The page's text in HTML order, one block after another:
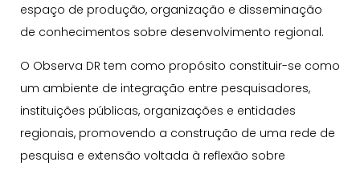
espaço de produção, organização e disseminação
de conhecimentos sobre desenvolvimento regional.
O Observa DR tem como propósito constituir-se como
um ambiente de integração entre pesquisadores,
instituições públicas, organizações e entidades
regionais, promovendo a construção de uma rede de
pesquisa e extensão voltada à reflexão sobre